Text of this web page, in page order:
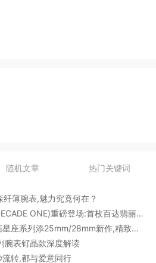
随机文章 热门关键词
薄腕表,魅力究竟何在？
富艺斯钟表十周年拍卖(DECADE ONE)重磅登场:首枚百达翡丽1518精钢腕表领衔呈献
小尺寸也有大魅力,欧米茄星座系列添25mm/28mm新作,精致感拉满
腕表钌晶款深度解读​
转,都与爱意同行